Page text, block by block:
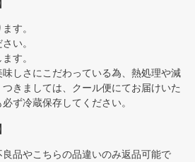
す。
い。
す。
しさにこだわっている為、熱処理や減
きましては、クール便にてお届けいた
ず冷蔵保存してください。
品やこちらの品違いのみ返品可能で